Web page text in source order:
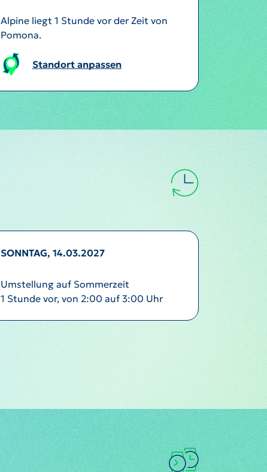
Alpine liegt 1 Stunde vor der Zeit von
Pomona.
Standort anpassen
SONNTAG, 14.03.2027
Umstellung auf Sommerzeit
1 Stunde vor, von 2:00 auf 3:00 Uhr